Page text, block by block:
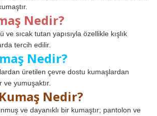
Nedir?
ve sıcak tutan yapısıyla özellikle kışlık
tercih edilir.
Nedir?
üretilen çevre dostu kumaşlardan
yumuşaktır.
Nedir?
ve dayanıklı bir kumaştır; pantolon ve